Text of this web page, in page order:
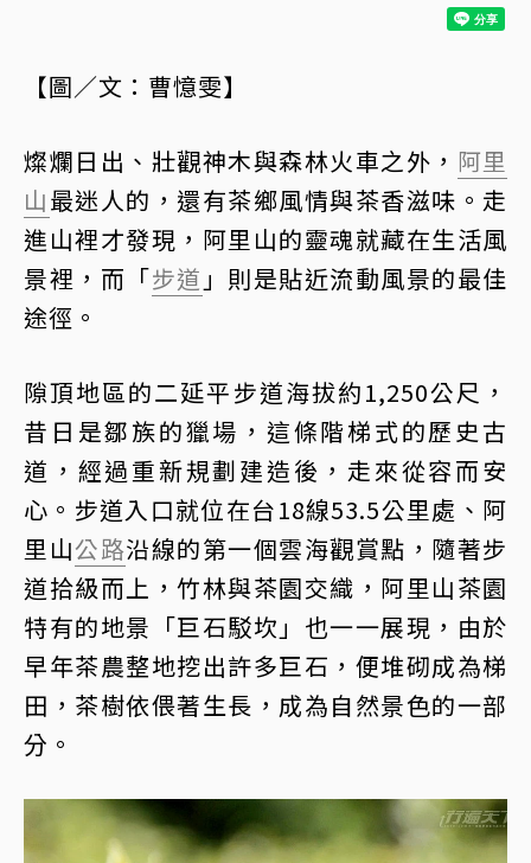
【圖／文：曹憶雯】
燦爛日出、壯觀神木與森林火車之外， 阿里
山最迷人的，還有茶鄉風情與茶香滋味。走
進山裡才發現，阿里山的靈魂就藏在生活風
景裡，而「步道 」則是貼近流動風景的最佳
途徑。
隙頂地區的二延平步道海拔約1,250公尺，
昔日是鄒族的獵場，這條階梯式的歷史古
道，經過重新規劃建造後，走來從容而安
心。步道入口就位在台18線53.5公里處、阿
里山公路沿線的第一個雲海觀賞點，隨著步
道拾級而上，竹林與茶園交織，阿里山茶園
特有的地景「巨石駁坎」也一一展現，由於
早年茶農整地挖出許多巨石，便堆砌成為梯
田，茶樹依偎著生長，成為自然景色的一部
分。